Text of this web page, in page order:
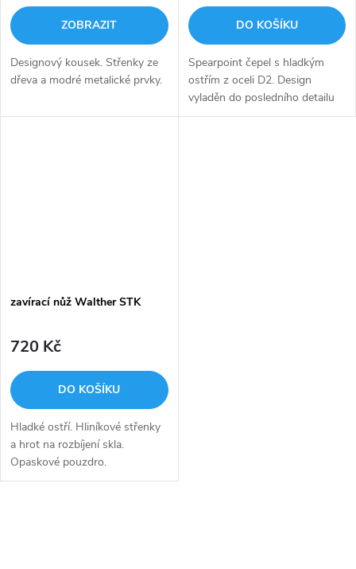
ZOBRAZIT
Designový kousek. Střenky ze
dřeva a modré metalické prvky.
DO KOŠÍKU
Spearpoint čepel s hladkým
ostřím z oceli D2. Design
vyladěn do posledního detailu
Walther PDP.
zavírací nůž Walther STK
720 Kč
DO KOŠÍKU
Hladké ostří. Hliníkové střenky
a hrot na rozbíjení skla.
Opaskové pouzdro.